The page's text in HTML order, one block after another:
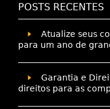
POSTS RECENTES
Atualize seus
para um ano de
Garantia e
direitos para as